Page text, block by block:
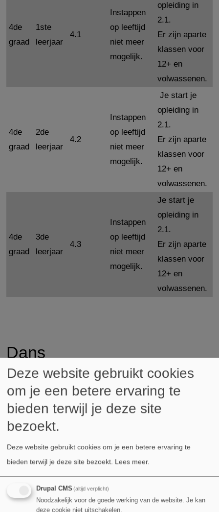
4de
graad
1ste
leerjaar
4.1
Instappen
op leeftijd
niet meer
mogelijk.
opleiding in
2.1.
Er zijn aparte
klassen voor
12+ en
volwassenen.
4de
graad
2de
leerjaar
4.2
Instappen
op leeftijd
niet meer
mogelijk.
Je start je
opleiding in
2.1.
Er zijn aparte
klassen voor
12+ en
volwassenen.
4de
graad
3de
leerjaar
4.3
Instappen
op leeftijd
niet meer
mogelijk.
Je start je
opleiding in
2.1.
Er zijn aparte
klassen voor
12+ en
volwassenen.
Dans
graad leerjaar afkorting leeftijd
dagonderwijs
kleuter / KL2 4 jaar
2de kleuter
kleuter
/ KL3 5 jaar
3de kleuter
1ste
1ste
1.2 7 jaar
graad
1ste
leerjaar
2.1
Deze website gebruikt cookies
om je een betere ervaring te
bieden terwijl je deze site
bezoekt.
Deze website gebruikt cookies om je een betere ervaring te
bieden terwijl je deze site bezoekt. Lees meer.
Drupal CMS(altijd verplicht)
Noodzakelijk voor de goede werking van de website. Je kan
deze cookie niet uitschakelen.